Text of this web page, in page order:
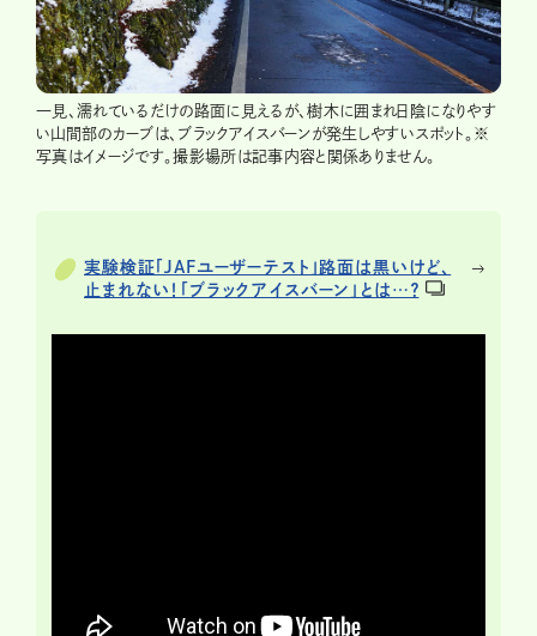
一見、濡れているだけの路面に見えるが、樹木に囲まれ日陰になりやす
い山間部のカーブは、ブラックアイスバーンが発生しやすいスポット。※
写真はイメージです。撮影場所は記事内容と関係ありません。
実験検証「JAFユーザーテスト」路面は黒いけど、
止まれない！「ブラックアイスバーン」とは…？